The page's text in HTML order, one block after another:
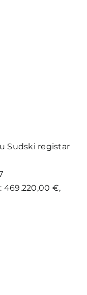
Sudski registar
469.220,00 €,